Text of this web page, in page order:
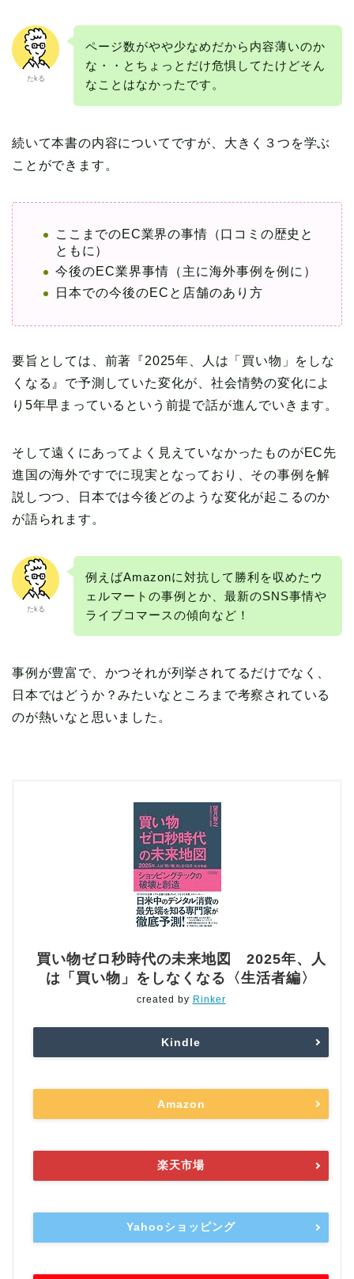
たkる
ページ数がやや少なめだから内容薄いのか
な・・とちょっとだけ危惧してたけどそん
なことはなかったです。
続いて本書の内容についてですが、大きく３つを学ぶ
ことができます。
ここまでのEC業界の事情（口コミの歴史と
ともに）
今後のEC業界事情（主に海外事例を例に）
日本での今後のECと店舗のあり方
要旨としては、前著『2025年、人は「買い物」をしな
くなる』で予測していた変化が、社会情勢の変化によ
り5年早まっているという前提で話が進んでいきます。
そして遠くにあってよく見えていなかったものがEC先
進国の海外ですでに現実となっており、その事例を解
説しつつ、日本では今後どのような変化が起こるのか
が語られます。
たkる
例えばAmazonに対抗して勝利を収めたウ
ェルマートの事例とか、最新のSNS事情や
ライブコマースの傾向など！
事例が豊富で、かつそれが列挙されてるだけでなく、
日本ではどうか？みたいなところまで考察されている
のが熱いなと思いました。
買い物ゼロ秒時代の未来地図 2025年、人
は「買い物」をしなくなる〈生活者編〉
created by Rinker
Kindle
Amazon
楽天市場
Yahooショッピング